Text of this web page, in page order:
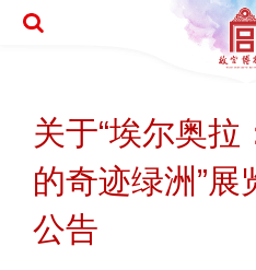
关于“埃尔奥拉
的奇迹绿洲”展
公告